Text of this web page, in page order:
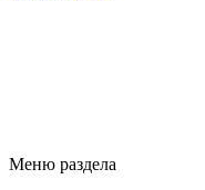
Меню раздела